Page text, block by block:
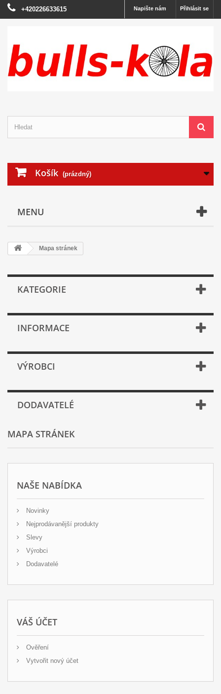
Přihlásit se
Napište nám
+420226633615
Košík (prázdný)
MENU
Mapa stránek
KATEGORIE
INFORMACE
VÝROBCI
DODAVATELÉ
MAPA STRÁNEK
NAŠE NABÍDKA
Novinky
Nejprodávanější produkty
Slevy
Výrobci
Dodavatelé
VÁŠ ÚČET
Ověření
Vytvořit nový účet